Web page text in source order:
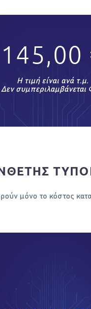
145,00
Η τιμή είναι ανά τ.μ.
Δεν συμπεριλαμβάνεται
µόνο το κόστος